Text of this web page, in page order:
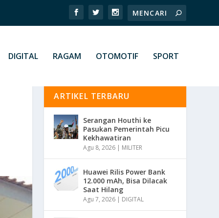
DIGITAL RAGAM OTOMOTIF SPORT
ARTIKEL TERBARU
Serangan Houthi ke
Pasukan Pemerintah Picu
Kekhawatiran
Agu 8, 2026 | MILITER
Huawei Rilis Power Bank
12.000 mAh, Bisa Dilacak
Saat Hilang
Agu 7, 2026 | DIGITAL